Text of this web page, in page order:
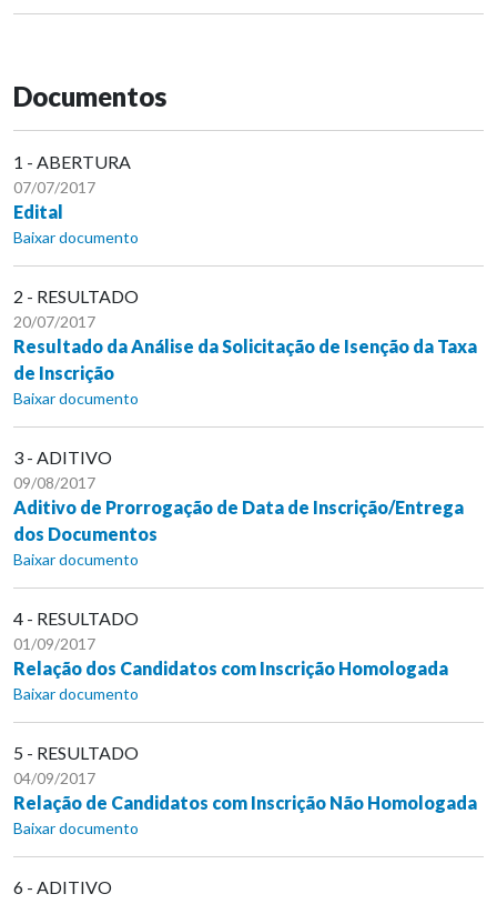
Documentos
1 - ABERTURA
07/07/2017
Edital
Baixar documento
2 - RESULTADO
20/07/2017
Resultado da Análise da Solicitação de Isenção da Taxa
de Inscrição
Baixar documento
3 - ADITIVO
09/08/2017
Aditivo de Prorrogação de Data de Inscrição/Entrega
dos Documentos
Baixar documento
4 - RESULTADO
01/09/2017
Relação dos Candidatos com Inscrição Homologada
Baixar documento
5 - RESULTADO
04/09/2017
Relação de Candidatos com Inscrição Não Homologada
Baixar documento
6 - ADITIVO